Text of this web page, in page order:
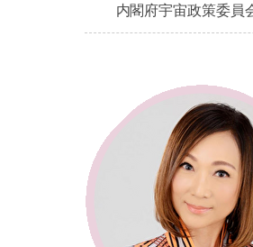
内閣府宇宙政策委員